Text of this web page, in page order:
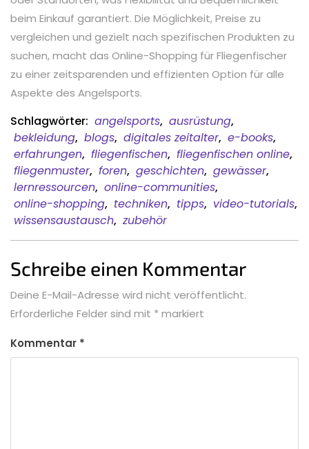
beim Einkauf garantiert. Die Möglichkeit, Preise zu
vergleichen und gezielt nach spezifischen Produkten zu
suchen, macht das Online-Shopping für Fliegenfischer
zu einer zeitsparenden und effizienten Option für alle
Aspekte des Angelsports.
Schlagwörter: angelsports, ausrüstung,
bekleidung, blogs, digitales zeitalter, e-books,
erfahrungen, fliegenfischen, fliegenfischen online,
fliegenmuster, foren, geschichten, gewässer,
lernressourcen, online-communities,
online-shopping, techniken, tipps, video-tutorials,
wissensaustausch, zubehör
Schreibe einen Kommentar
Deine E-Mail-Adresse wird nicht veröffentlicht.
Erforderliche Felder sind mit * markiert
Kommentar *